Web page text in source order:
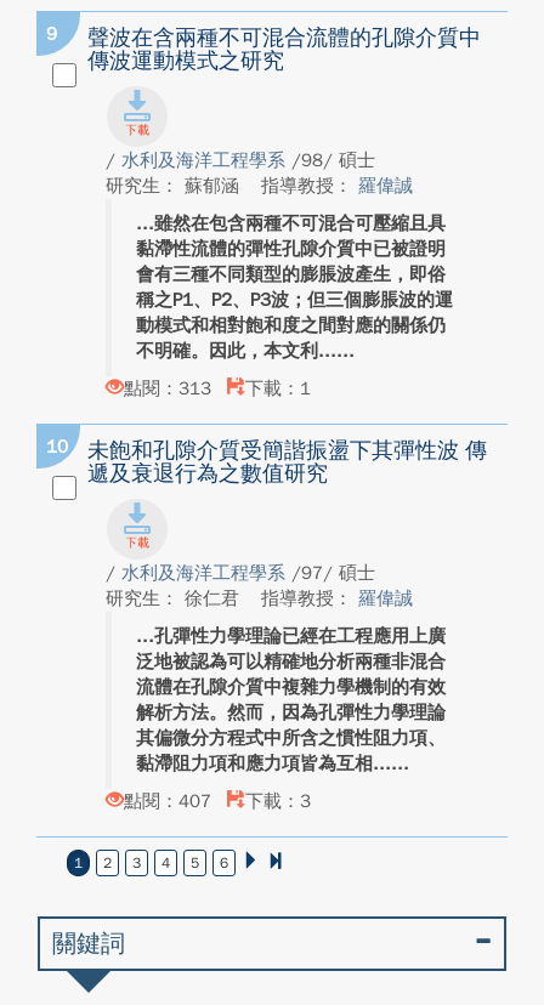
9
聲波在含兩種不可混合流體的孔隙介質中
傳波運動模式之研究
/ 水利及海洋工程學系 /98/ 碩士
研究生： 蘇郁涵
指導教授： 羅偉誠
雖然在包含兩種不可混合可壓縮且具
黏滯性流體的彈性孔隙介質中已被證明
會有三種不同類型的膨脹波產生，即俗
稱之P1、P2、P3波；但三個膨脹波的運
動模式和相對飽和度之間對應的關係仍
不明確。因此，本文利...
點閱：313
下載：1
10
未飽和孔隙介質受簡諧振盪下其彈性波 傳
遞及衰退行為之數值研究
/ 水利及海洋工程學系 /97/ 碩士
研究生： 徐仁君
指導教授： 羅偉誠
孔彈性力學理論已經在工程應用上廣
泛地被認為可以精確地分析兩種非混合
流體在孔隙介質中複雜力學機制的有效
解析方法。然而，因為孔彈性力學理論
其偏微分方程式中所含之慣性阻力項、
黏滯阻力項和應力項皆為互相...
點閱：407
下載：3
1 2 3 4 5 6
關鍵詞